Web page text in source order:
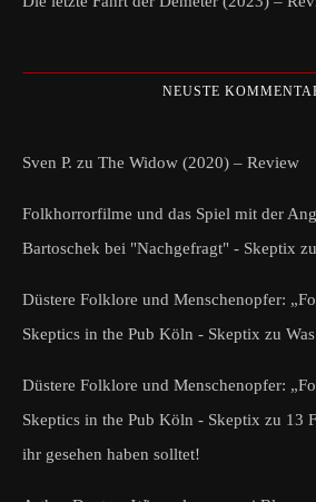
NEUSTE
Sven P. zu The Widow (2020) – Review
Folkhorrorfilme und das Spiel mit der
Bartoschek bei "Nachgefragt" - Skeptix zu
Düstere Folklore und Menschenopfer:
Skeptics in the Pub Köln - Skeptix zu
Düstere Folklore und Menschenopfer:
Skeptics in the Pub Köln - Skeptix zu 13
ihr gesehen haben solltet!